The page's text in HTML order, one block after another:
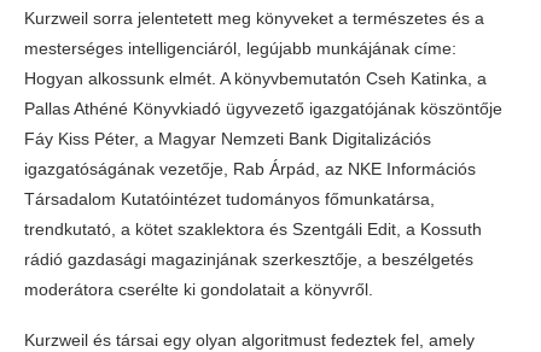
Kurzweil sorra jelentetett meg könyveket a természetes és a
mesterséges intelligenciáról, legújabb munkájának címe:
Hogyan alkossunk elmét. A könyvbemutatón Cseh Katinka, a
Pallas Athéné Könyvkiadó ügyvezető igazgatójának köszöntője
Fáy Kiss Péter, a Magyar Nemzeti Bank Digitalizációs
igazgatóságának vezetője, Rab Árpád, az NKE Információs
Társadalom Kutatóintézet tudományos főmunkatársa,
trendkutató, a kötet szaklektora és Szentgáli Edit, a Kossuth
rádió gazdasági magazinjának szerkesztője, a beszélgetés
moderátora cserélte ki gondolatait a könyvről.
Kurzweil és társai egy olyan algoritmust fedeztek fel, amely